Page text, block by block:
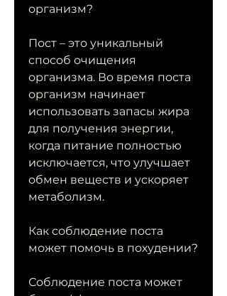
организм?
Пост – это уникальный
способ очищения
организма. Во время поста
организм начинает
использовать запасы жира
для получения энергии,
когда питание полностью
исключается, что улучшает
обмен веществ и ускоряет
метаболизм.
Как соблюдение поста
может помочь в похудении?
Соблюдение поста может